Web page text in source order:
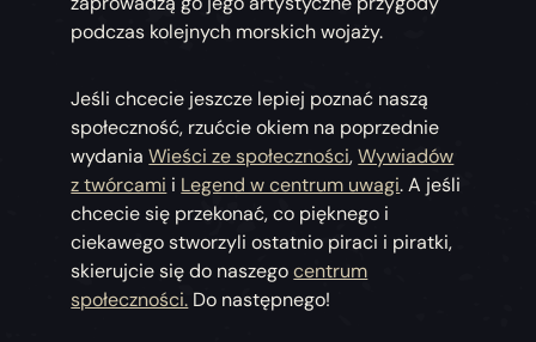
podczas kolejnych morskich wojaży.
Jeśli chcecie jeszcze lepiej poznać naszą
społeczność, rzućcie okiem na poprzednie
wydaniaWieści ze społeczności,Wywiadów
z twórcami i Legend w centrum uwagi. A jeśli
chcecie się przekonać, co pięknego i
ciekawego stworzyli ostatnio piraci i piratki,
skierujcie się do naszegocentrum
społeczności. Do następnego!